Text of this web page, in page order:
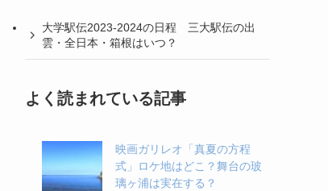
大学駅伝2023-2024の日程 三大駅伝の出
雲・全日本・箱根はいつ？
よく読まれている記事
映画ガリレオ「真夏の方程
式」ロケ地はどこ？舞台の玻
璃ヶ浦は実在する？